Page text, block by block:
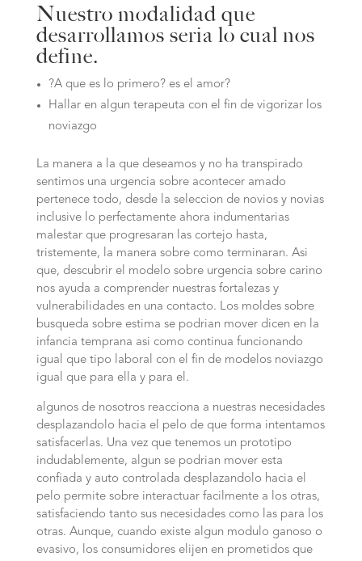
Nuestro modalidad que
desarrollamos seri­a lo cual nos
define.
?A que es lo primero? es el amor?
Hallar en algun terapeuta con el fin de vigorizar los
noviazgo
La manera a la que deseamos y no ha transpirado
sentimos una urgencia sobre acontecer amado
pertenece todo, desde la seleccion de novios y novias
inclusive lo perfectamente ahora indumentarias
malestar que progresaran las cortejo hasta,
tristemente, la manera sobre como terminaran. Asi
que, descubrir el modelo sobre urgencia sobre carino
nos ayuda a comprender nuestras fortalezas y
vulnerabilidades en una contacto. Los moldes sobre
busqueda sobre estima se podri­an mover dicen en la
infancia temprana asi­ como continua funcionando
igual que tipo laboral con el fin de modelos noviazgo
igual que para ella y para el.
algunos de nosotros reacciona a nuestras necesidades
desplazandolo hacia el pelo de que forma intentamos
satisfacerlas. Una vez que tenemos un prototipo
indudablemente, algun se podri­an mover esta
confiada y auto controlada desplazandolo hacia el
pelo permite sobre interactuar facilmente a los otras,
satisfaciendo tanto sus necesidades como las para los
otras. Aunque, cuando existe algun modulo ganoso o
evasivo, los consumidores elijen en prometidos que